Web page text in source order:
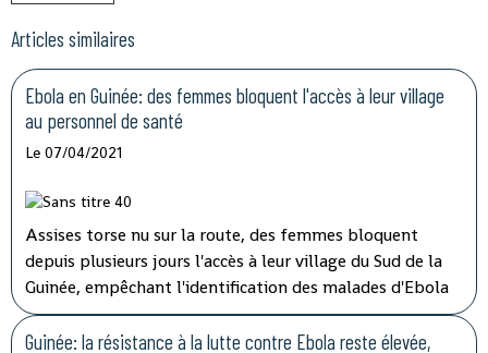
Articles similaires
Ebola en Guinée: des femmes bloquent l'accès à leur village
au personnel de santé
Le 07/04/2021
Assises torse nu sur la route, des femmes bloquent
depuis plusieurs jours l'accès à leur village du Sud de la
Guinée, empêchant l'identification des malades d'Ebola
et les vaccinations, ont indiqué mardi les autorités, qui
tentent de lever le blocus par la négociation.
Guinée: la résistance à la lutte contre Ebola reste élevée,